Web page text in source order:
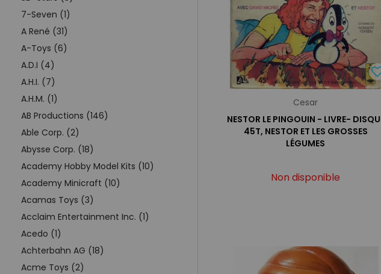
7-Seven (1)
A René (31)
A-Toys (6)
A.D.I (4)
A.H.I. (7)
A.H.M. (1)
AB Productions (146)
Able Corp. (2)
Abysse Corp. (18)
Academy Hobby Model Kits (10)
Academy Minicraft (10)
Acamas Toys (3)
Acclaim Entertainment Inc. (1)
Acedo (1)
Achterbahn AG (18)
Acme Toys (2)
Cesar
NESTOR LE PINGOUIN - LIVRE-
45T, NESTOR ET LES GROSSES
LÉGUMES
Non disponible